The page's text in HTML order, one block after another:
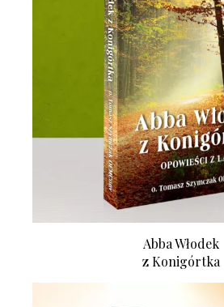
Abba Włodek
z Konigórtka